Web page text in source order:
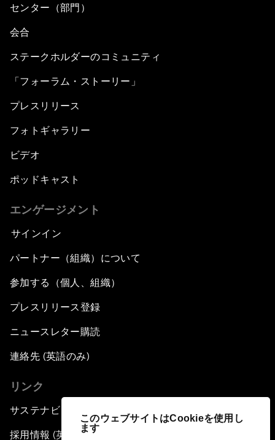
このウェブサイトはCookieを使用し
ます
センター（部門）
会合
ステークホルダーのコミュニティ
「フォーラム・ストーリー」
プレスリリース
フォトギャラリー
ビデオ
ポッドキャスト
エンゲージメント
サインイン
パートナー（組織）について
参加する（個人、組織）
プレスリリース登録
ニュースレター購読
連絡先 (英語のみ)
リンク
サステナビリティへの取り組み
採用情報 (英語のみ)